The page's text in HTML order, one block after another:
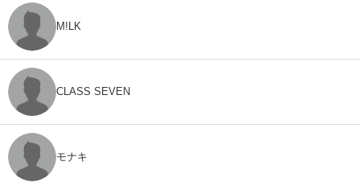
M!LK
CLASS SEVEN
モナキ